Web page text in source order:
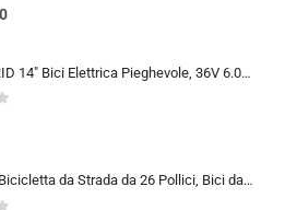
YOBACARID 14″ Bici Elettrica Pieghevole, 36V 6.0AH Batteria 250W Motore, Fino a 25-35km, Freni a Doppio Disco e Velocità M…
ALQPPM Bicicletta da Strada da 26 Pollici, Bici da 24 Velocità, Freno a Doppio Disco, Telaio in Acciaio ad Alto Tenore Di …